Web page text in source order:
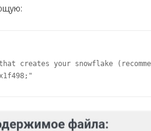
creates your snowflake